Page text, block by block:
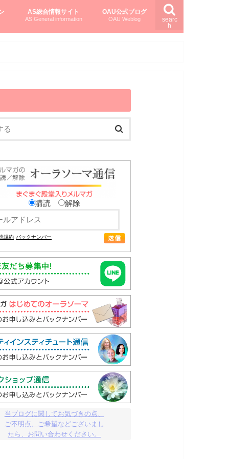
searc
h
AS総合情報サイト
AS General information
OAU公式ブログ
OAU Weblog
購読 解除
規約 バックナンバー
当ブログに関してお気づきの点、
ご不明点、ご希望などございまし
たら、お問い合わせください。